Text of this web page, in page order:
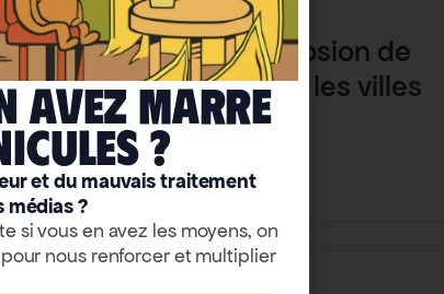
Politique Municipales 2026
Y a-t-il une explosion de
l’insécurité dans les villes
écologistes ?
Mathieu Brand
avez marre
?
et du mauvais traitement
médias ?
si vous en avez les moyens, on
nous renforcer et multiplier